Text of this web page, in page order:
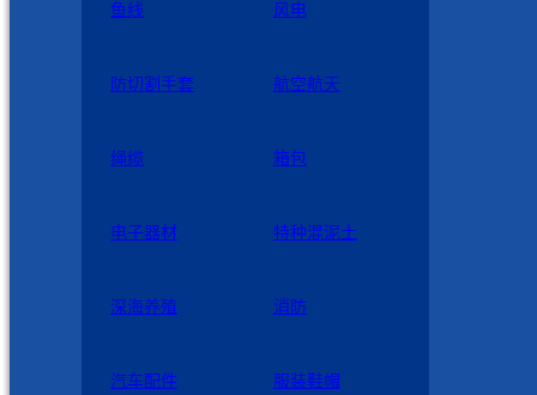
鱼线 风电
防切割手套 航空航天
绳缆 箱包
电子器材 特种混泥土
深海养殖 消防
汽车配件 服装鞋帽